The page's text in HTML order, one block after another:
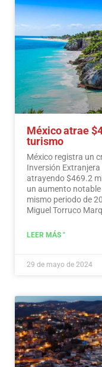
México atrae
turismo
México registra un
Inversión
atrayendo $469.2
un aumento
mismo periodo de
Miguel Torruco
LEER MÁS "
29 de mayo de 2024